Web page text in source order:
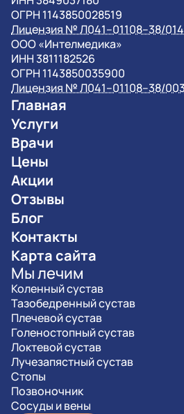
ОГРН 1143850028519
Лицензия № Л041–01108–38/
OOO «Интелмедика»
ИНН 3811182526
ОГРН 1143850035900
Лицензия № Л041–01108–38/
Главная
Услуги
Врачи
Цены
Акции
Отзывы
Блог
Контакты
Карта сайта
Мы лечим
Коленный сустав
Тазобедренный сустав
Плечевой сустав
Голеностопный сустав
Локтевой сустав
Лучезапястный сустав
Стопы
Позвоночник
Сосуды и вены